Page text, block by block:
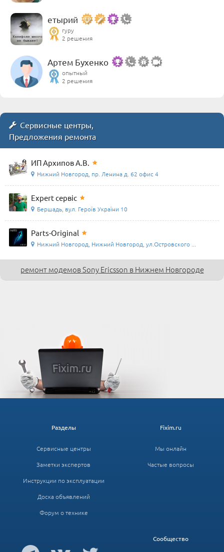
етырий
гуру
2 решения
Артем Бухенко
опытный
2 решения
Сервисные центры,
Предложения ремонта
ИП Архипов А.В.
Нижний Новгород, пр. Ленина д. 62 офис 4
Expert сервіс
Бершадь, вул. Героїв України 10
Parts-Original
Нижний Новгород, Нижний Новгород, ул.Островского ...
ремонт модемов Sony Ericsson в Нижнем Новгороде
Fixim.ru
Мы онлайн
Частые вопросы
Разделы
Сервисные центры
Заметки экспертов
Инструкции по эксплуатации
Доска объявлений
Форум о технике
Сообщество